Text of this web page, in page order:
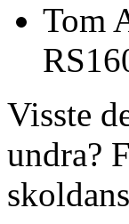
Visste
undra?